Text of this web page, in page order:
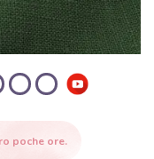
poche ore.